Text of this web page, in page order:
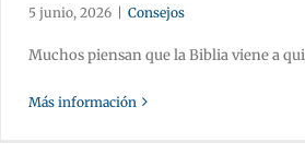
5 junio, 2026 Consejos
Muchos piensan que la Biblia viene a
Más información